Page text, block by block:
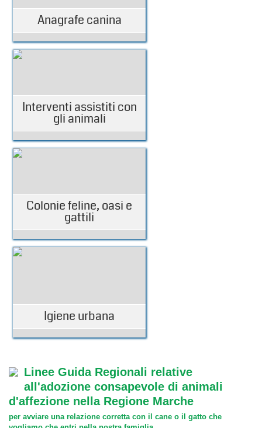
Anagrafe canina
Interventi assistiti con
gli animali
Colonie feline, oasi e
gattili
Igiene urbana
Linee Guida Regionali relative
all'adozione consapevole di animali
d'affezione nella Regione Marche
per avviare una relazione corretta con il cane o il gatto che